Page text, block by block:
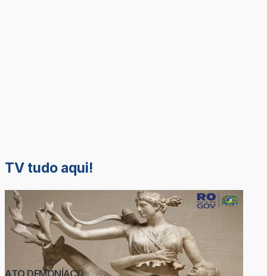
TV tudo aqui!
ATO DEMONÍACO